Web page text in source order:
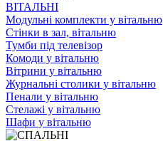
ВIТАЛЬНI
Модульні комплекти у вітальню
Стінки в зал, вітальню
Тумби під телевізор
Комоди у вітальню
Вітрини у вітальню
Журнальні столики у вітальню
Пенали у вітальню
Стелажі у вітальню
Шафи у вітальню